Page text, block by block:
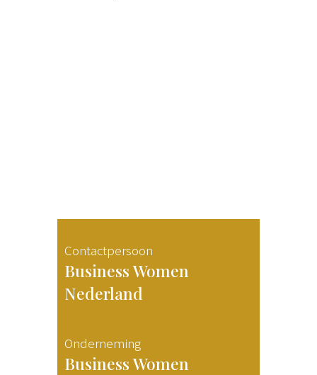
Contactpersoon
Business Women
Nederland
Onderneming
Business Women